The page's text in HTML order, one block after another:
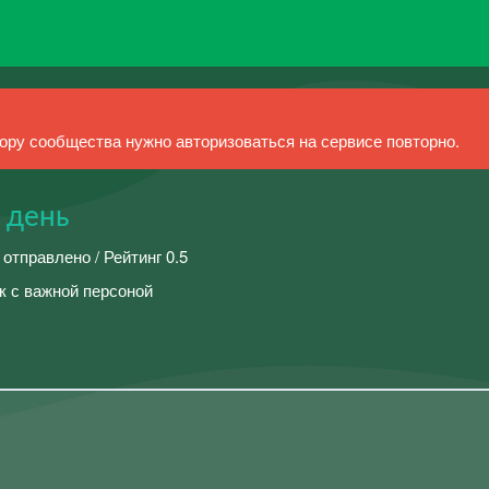
сообщества нужно авторизоваться на сервисе повторно.
/ Рейтинг 0.5
с важной персоной